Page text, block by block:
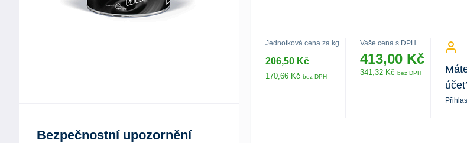
Bezpečnostní upozornění
Jednotková cena za kg
206,50 Kč
170,66 Kč bez DPH
Vaše cena s DPH
413,00 Kč
341,32 Kč bez DPH